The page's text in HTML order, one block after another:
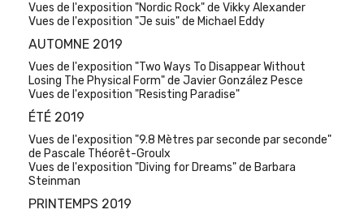
Vues de l'exposition "Nordic Rock" de Vikky Alexander
Vues de l'exposition "Je suis" de Michael Eddy
AUTOMNE 2019
Vues de l'exposition "Two Ways To Disappear Without
Losing The Physical Form" de Javier González Pesce
Vues de l'exposition "Resisting Paradise"
ÉTÉ 2019
Vues de l'exposition "9.8 Mètres par seconde par seconde"
de Pascale Théorêt-Groulx
Vues de l'exposition "Diving for Dreams" de Barbara
Steinman
PRINTEMPS 2019